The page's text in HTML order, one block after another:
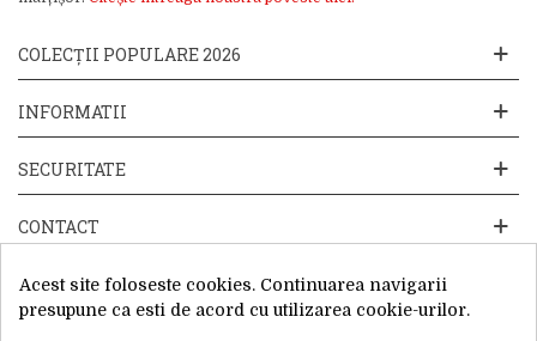
COLECȚII POPULARE 2026
INFORMATII
SECURITATE
CONTACT
Acest site foloseste cookies. Continuarea navigarii
presupune ca esti de acord cu utilizarea cookie-urilor.